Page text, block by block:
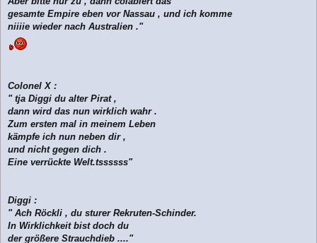
gesamte Empire eben vor Nassau , und ich komme
niiiie wieder nach Australien ."
Colonel X :
" tja Diggi du alter Pirat ,
dann wird das nun wirklich wahr .
Zum ersten mal in meinem Leben
kämpfe ich nun neben dir ,
und nicht gegen dich .
Eine verrückte Welt.tssssss"
Diggi :
" Ach Röckli , du sturer Rekruten-Schinder.
In Wirklichkeit bist doch du
der größere Strauchdieb ...."